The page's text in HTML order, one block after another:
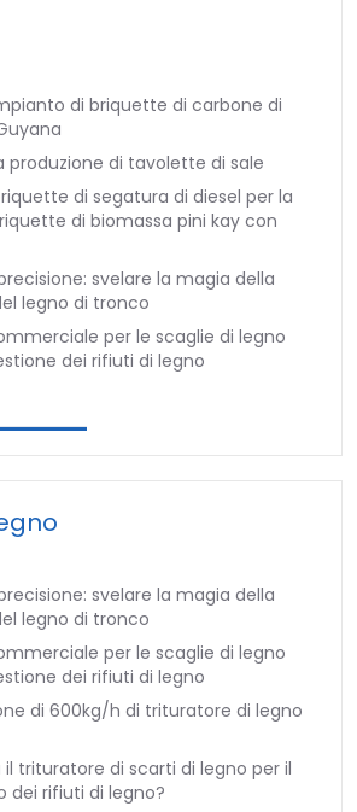
di briquette di carbone di
produzione di tavolette di sale
di segatura di diesel per la
di biomassa pini kay con
svelare la magia della
legno di tronco
per le scaglie di legno
dei rifiuti di legno
svelare la magia della
legno di tronco
per le scaglie di legno
dei rifiuti di legno
di 600kg/h di trituratore di legno
trituratore di scarti di legno per il
dei rifiuti di legno?